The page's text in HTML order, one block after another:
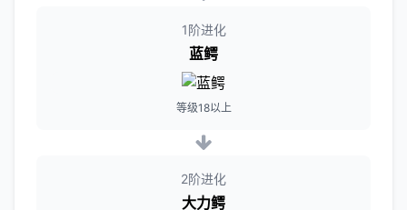
1阶进化
蓝鳄
等级18以上
2阶进化
大力鳄